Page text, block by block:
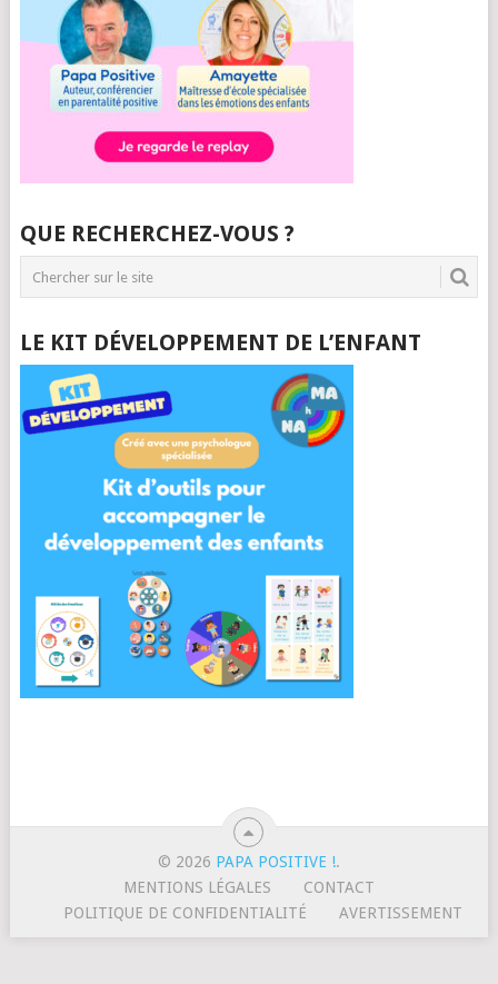
QUE RECHERCHEZ-VOUS ?
LE KIT DÉVELOPPEMENT DE L’ENFANT
© 2026 PAPA POSITIVE !.
MENTIONS LÉGALES
CONTACT
POLITIQUE DE CONFIDENTIALITÉ
AVERTISSEMENT